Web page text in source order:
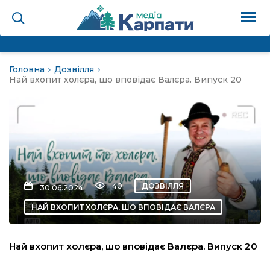
голос гірського
холєра, шо вповідає
Головна
Дозвілля
Най вхопит холєра, шо вповідає Валєра. Випуск 20
30.06.2024 40 ДОЗВІЛЛЯ
НАЙ ВХОПИТ ХОЛЄРА, ШО ВПОВІДАЄ ВАЛЄРА
Най вхопит холєра, шо вповідає Валєра. Випуск 20